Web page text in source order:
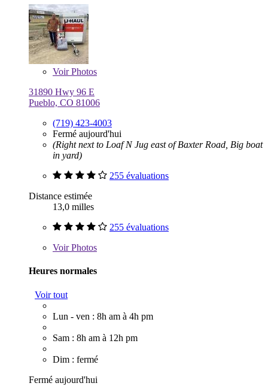
VoirPhotos
31890 Hwy 96 E
Pueblo, CO 81006
(719) 423-4003
Fermé aujourd'hui
(Right next to Loaf N Jug east of Baxter Road, Big boat
in yard)
255 évaluations
Distance estimée
13,0 milles
255 évaluations
VoirPhotos
Heures normales
Voir tout
Lun - ven : 8h am à 4h pm
Sam : 8h am à 12h pm
Dim : fermé
Fermé aujourd'hui